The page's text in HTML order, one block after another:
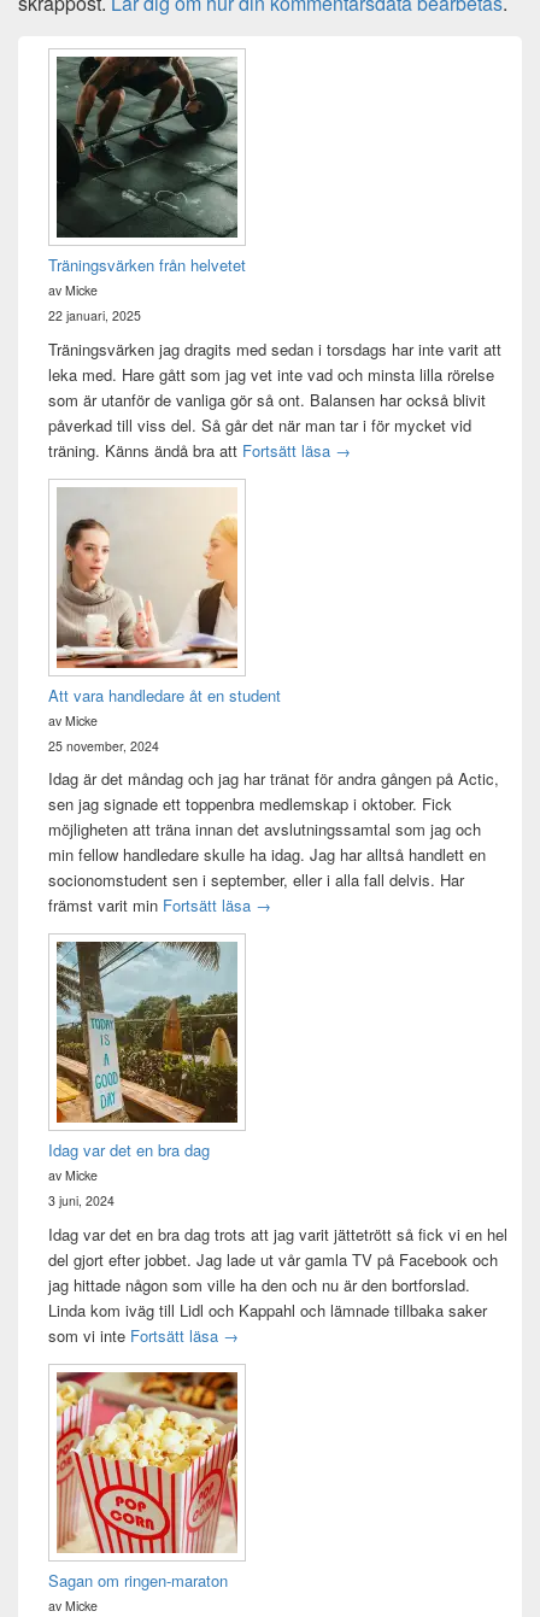
Primära
sidofältet
Widget
område
Träningsvärken från helvetet
av Micke
22 januari, 2025
Träningsvärken jag dragits med sedan i torsdags har inte varit att
leka med. Hare gått som jag vet inte vad och minsta lilla rörelse
som är utanför de vanliga gör så ont. Balansen har också blivit
påverkad till viss del. Så går det när man tar i för mycket vid
träning. Känns ändå bra att Fortsätt läsa Träningsvärken från helvetet
→
Att vara handledare åt en student
av Micke
25 november, 2024
Idag är det måndag och jag har tränat för andra gången på Actic,
sen jag signade ett toppenbra medlemskap i oktober. Fick
möjligheten att träna innan det avslutningssamtal som jag och
min fellow handledare skulle ha idag. Jag har alltså handlett en
socionomstudent sen i september, eller i alla fall delvis. Har
främst varit min Fortsätt läsa Att vara handledare åt en student
→
Idag var det en bra dag
av Micke
3 juni, 2024
Idag var det en bra dag trots att jag varit jättetrött så fick vi en hel
del gjort efter jobbet. Jag lade ut vår gamla TV på Facebook och
jag hittade någon som ville ha den och nu är den bortforslad.
Linda kom iväg till Lidl och Kappahl och lämnade tillbaka saker
som vi inte Fortsätt läsa Idag var det en bra dag
→
Sagan om ringen-maraton
av Micke